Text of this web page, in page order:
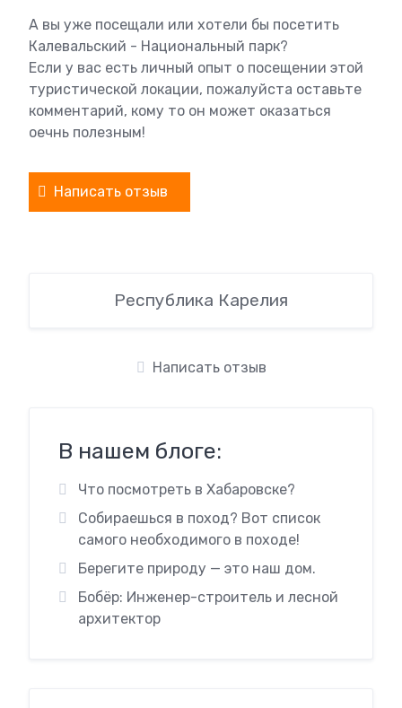
А вы уже посещали или хотели бы посетить
Калевальский - Национальный парк?
Если у вас есть личный опыт о посещении этой
туристической локации, пожалуйста оставьте
комментарий, кому то он может оказаться
оечнь полезным!
Написать отзыв
Республика Карелия
Написать отзыв
В нашем блоге:
Что посмотреть в Хабаровске?
Собираешься в поход? Вот список
самого необходимого в походе!
Берегите природу — это наш дом.
Бобёр: Инженер-строитель и лесной
архитектор